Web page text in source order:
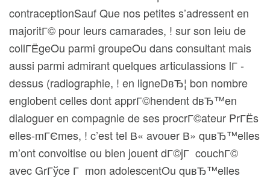
contraceptionSauf Que nos petites s’adressent en
majoritГ© pour leurs camarades, ! sur son leiu de
collГЁgeOu parmi groupeOu dans consultant mais
aussi parmi admirant quelques articulassions lГ -
dessus (radiographie, ! en ligneDвЂ¦ bon nombre
englobent celles dont apprГ©hendent dвЂ™en
dialoguer en compagnie de ses procrГ©ateur PrГЁs
elles-mГЄmes, ! c’est tel В« avouer В» quвЂ™elles
m’ont convoitise ou bien jouent dГ©jГ couchГ©
avec GrГўce Г mon adolescentOu quвЂ™elles